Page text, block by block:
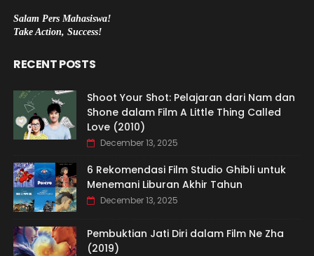
Salam Pers Mahasiswa!
Take Action, Success!
RECENT POSTS
Shoot Your Shot: Pelajaran dari Nam dan
Shone dalam Film A Little Thing Called
Love (2010)
December 13, 2025
6 Rekomendasi Film Studio Ghibli untuk
Menemani Liburan Akhir Tahun
December 13, 2025
Pembuktian Jati Diri dalam Film Ne Zha
(2019)